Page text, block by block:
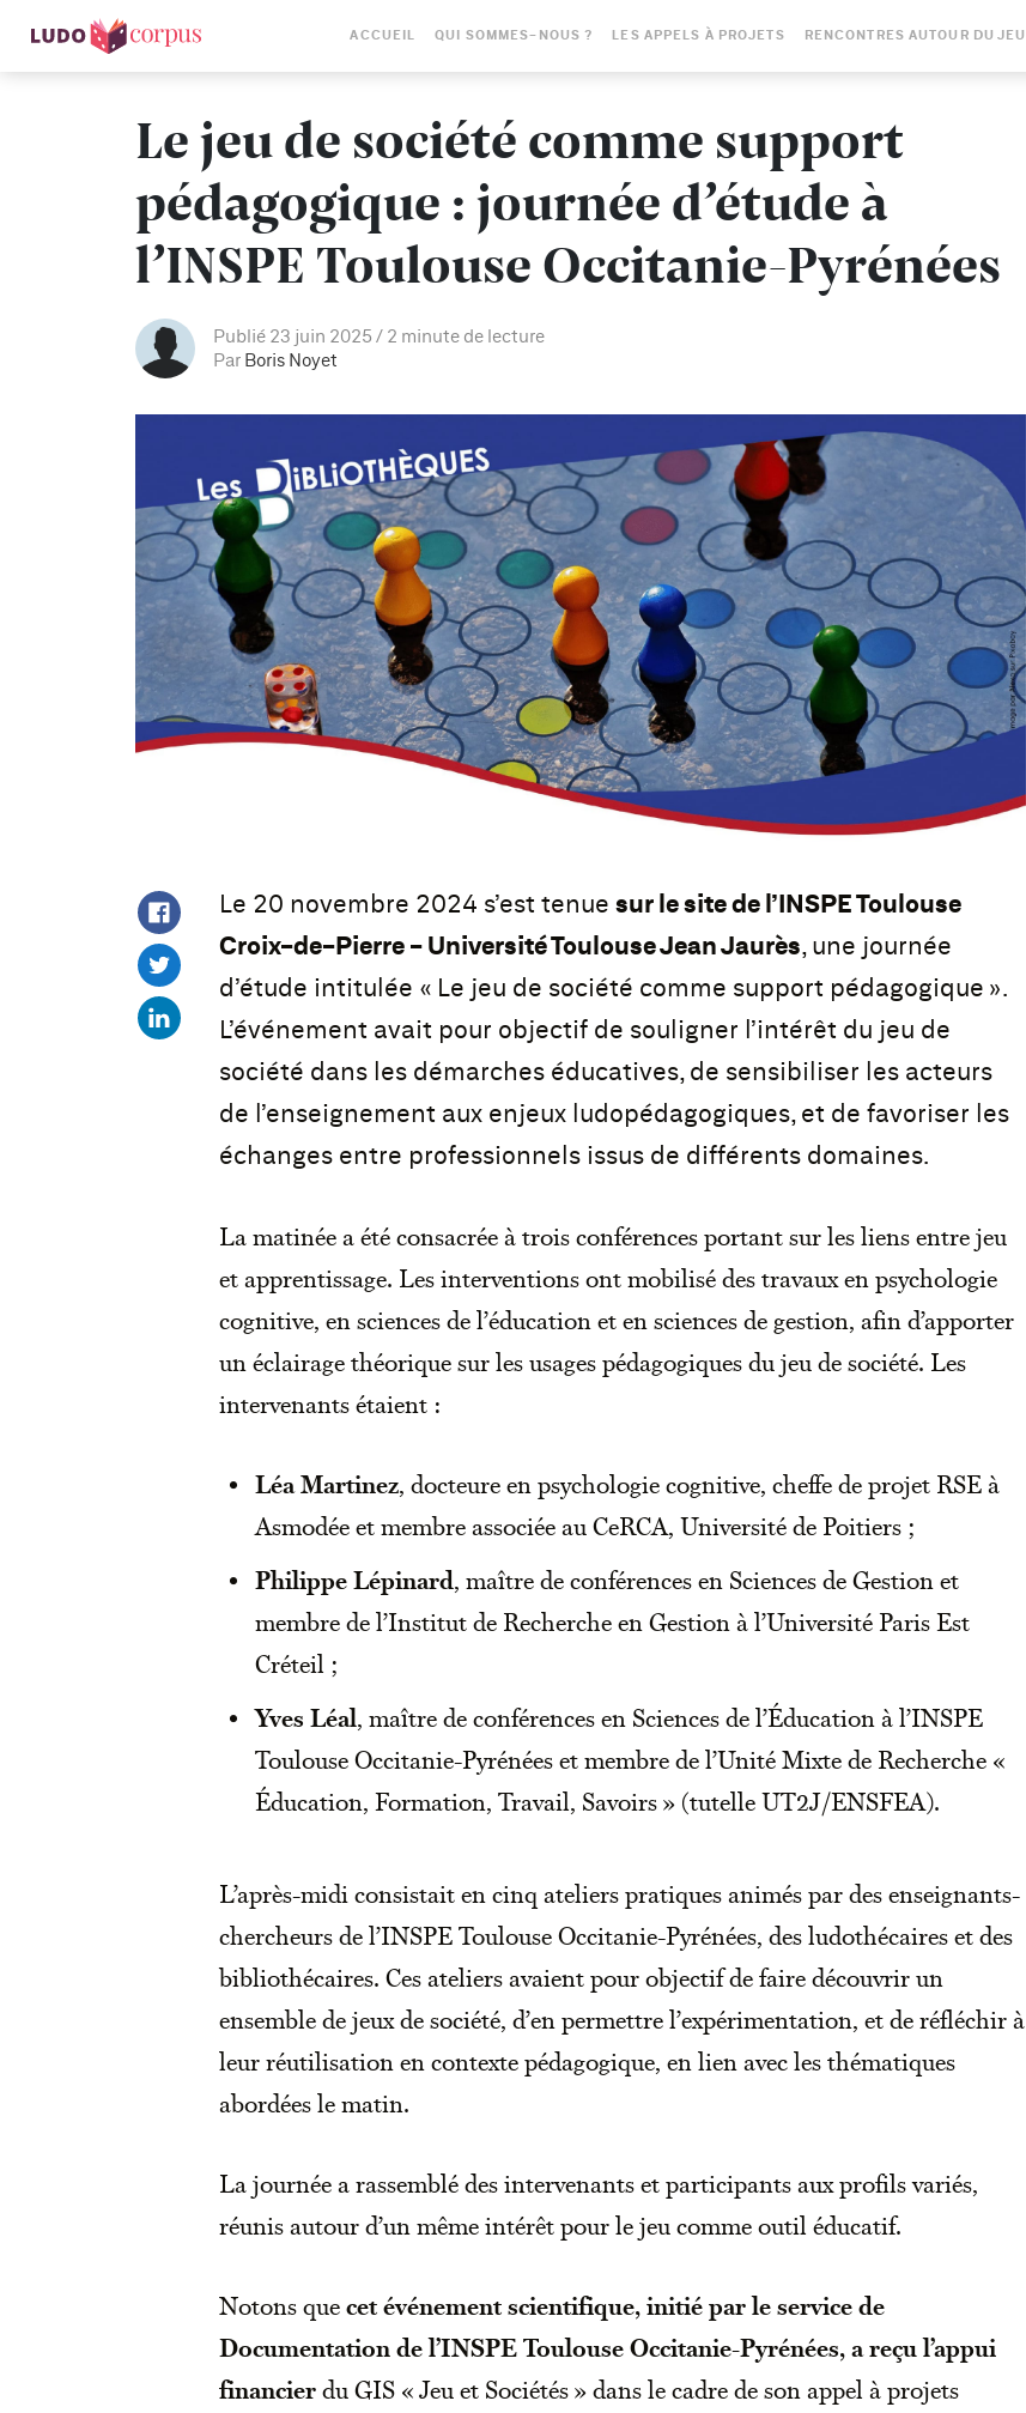
ACCUEIL QUI SOMMES-NOUS ? LES APPELS À PROJETS RENCONTRES AUTOUR DU JEU
Le jeu de société comme support
pédagogique : journée d’étude à
l’INSPE Toulouse Occitanie-Pyrénées
Publié 23 juin 2025
2 minute de lecture
Par Boris Noyet
Le 20 novembre 2024 s’est tenue sur le site de l’INSPE Toulouse
Croix-de-Pierre - Université Toulouse Jean Jaurès, une journée
d’étude intitulée « Le jeu de société comme support pédagogique ».
L’événement avait pour objectif de souligner l’intérêt du jeu de
société dans les démarches éducatives, de sensibiliser les acteurs
de l’enseignement aux enjeux ludopédagogiques, et de favoriser les
échanges entre professionnels issus de différents domaines.
La matinée a été consacrée à trois conférences portant sur les liens entre jeu
et apprentissage. Les interventions ont mobilisé des travaux en psychologie
cognitive, en sciences de l’éducation et en sciences de gestion, afin d’apporter
un éclairage théorique sur les usages pédagogiques du jeu de société. Les
intervenants étaient :
Léa Martinez, docteure en psychologie cognitive, cheffe de projet RSE à
Asmodée et membre associée au CeRCA, Université de Poitiers ;
Philippe Lépinard, maître de conférences en Sciences de Gestion et
membre de l’Institut de Recherche en Gestion à l’Université Paris Est
Créteil ;
Yves Léal, maître de conférences en Sciences de l’Éducation à l’INSPE
Toulouse Occitanie-Pyrénées et membre de l’Unité Mixte de Recherche «
Éducation, Formation, Travail, Savoirs » (tutelle UT2J/ENSFEA).
L’après-midi consistait en cinq ateliers pratiques animés par des enseignants-
chercheurs de l’INSPE Toulouse Occitanie-Pyrénées, des ludothécaires et des
bibliothécaires. Ces ateliers avaient pour objectif de faire découvrir un
ensemble de jeux de société, d’en permettre l’expérimentation, et de réfléchir à
leur réutilisation en contexte pédagogique, en lien avec les thématiques
abordées le matin.
La journée a rassemblé des intervenants et participants aux profils variés,
réunis autour d’un même intérêt pour le jeu comme outil éducatif.
Notons quecet événement scientifique, initié par le service de
Documentation de l’INSPE Toulouse Occitanie-Pyrénées, a reçu l’appui
financierdu GIS « Jeu et Sociétés » dans le cadre de son appel à projets